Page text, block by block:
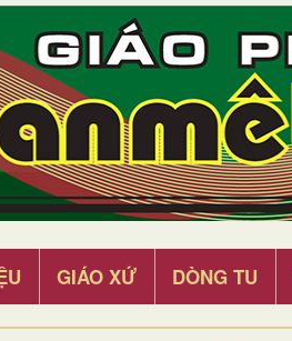
GIÁO XỨ DÒNG TU